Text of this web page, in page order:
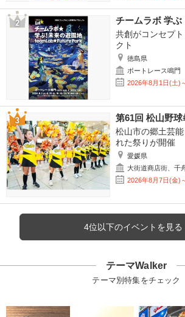
チームラボ 学ぶ
共創がコンセプ
クト
徳島県
ボートレース鳴門
2026年8月1日(土)
第61回 松山野球
松山市の郷土芸
れた祭りが開催
愛媛県
大街道商店街、千
2026年8月7日(金)
4位以下のイベントを見る
テーマWalker
テーマ別特集をチェック